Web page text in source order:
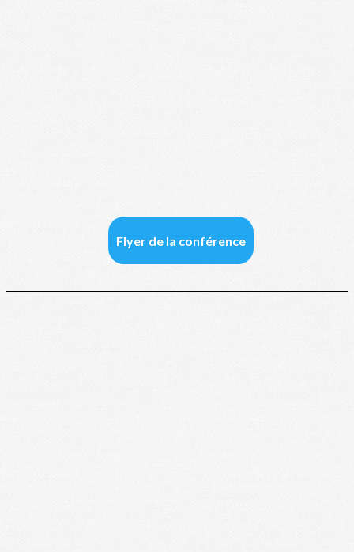
Flyer de la conférence